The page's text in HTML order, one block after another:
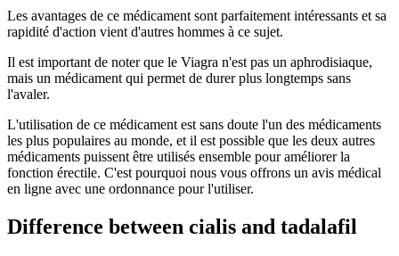
Les avantages de ce médicament sont parfaitement intéressants et sa
rapidité d'action vient d'autres hommes à ce sujet.
Il est important de noter que le Viagra n'est pas un aphrodisiaque,
mais un médicament qui permet de durer plus longtemps sans
l'avaler.
L'utilisation de ce médicament est sans doute l'un des médicaments
les plus populaires au monde, et il est possible que les deux autres
médicaments puissent être utilisés ensemble pour améliorer la
fonction érectile. C'est pourquoi nous vous offrons un avis médical
en ligne avec une ordonnance pour l'utiliser.
Difference between cialis and tadalafil